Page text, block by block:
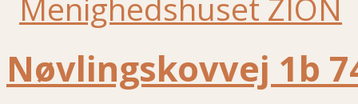
Nøvlingskovvej 1b